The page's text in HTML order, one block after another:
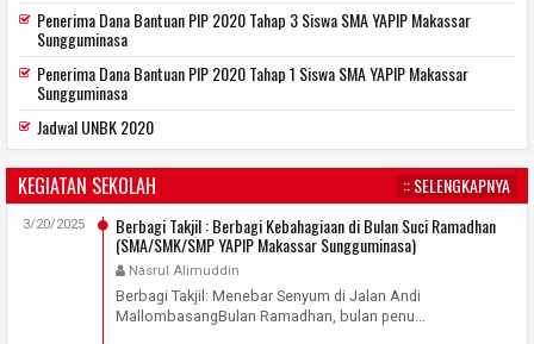
Penerima Dana Bantuan PIP 2020 Tahap 3 Siswa SMA YAPIP Makassar
Sungguminasa
Penerima Dana Bantuan PIP 2020 Tahap 1 Siswa SMA YAPIP Makassar
Sungguminasa
Jadwal UNBK 2020
KEGIATAN SEKOLAH
:: SELENGKAPNYA
Berbagi Takjil : Berbagi Kebahagiaan di Bulan Suci Ramadhan
(SMA/SMK/SMP YAPIP Makassar Sungguminasa)
Nasrul Alimuddin
3/20/2025
Berbagi Takjil: Menebar Senyum di Jalan Andi
MallombasangBulan Ramadhan, bulan penu...